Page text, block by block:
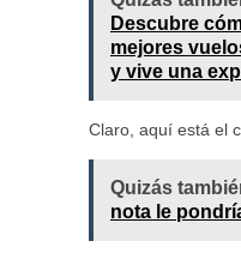
Descubre
mejores
y vive una
Claro, aquí está el
Quizás
nota le